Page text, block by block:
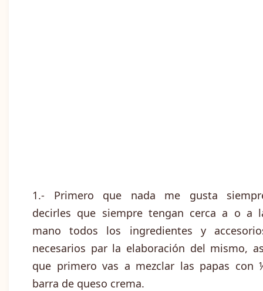
1.- Primero que nada me gusta
decirles que siempre tengan cerca a o a
mano todos los ingredientes y
necesarios par la elaboración del mismo,
que primero vas a mezclar las papas con
barra de queso crema.